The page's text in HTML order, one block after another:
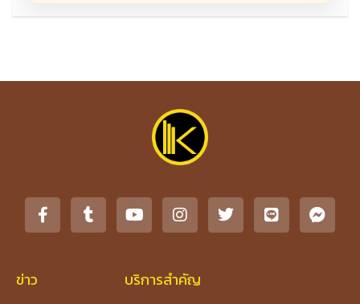
ข่าว บริการสำคัญ